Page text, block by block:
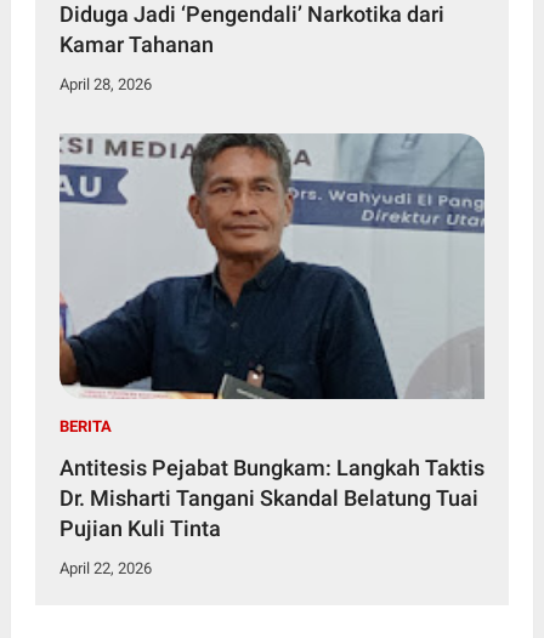
Diduga Jadi ‘Pengendali’ Narkotika dari
Kamar Tahanan
April 28, 2026
BERITA
Antitesis Pejabat Bungkam: Langkah Taktis
Dr. Misharti Tangani Skandal Belatung Tuai
Pujian Kuli Tinta
April 22, 2026